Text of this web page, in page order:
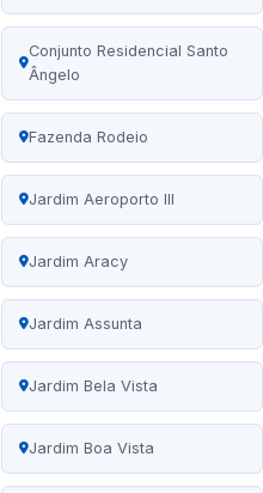
Conjunto Residencial Santo
Ângelo
Fazenda Rodeio
Jardim Aeroporto III
Jardim Aracy
Jardim Assunta
Jardim Bela Vista
Jardim Boa Vista